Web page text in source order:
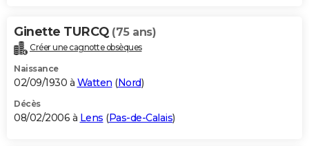
Ginette TURCQ (75 ans)
Créer une cagnotte obsèques
Naissance
02/09/1930 à Watten (Nord)
Décès
08/02/2006 à Lens (Pas-de-Calais)